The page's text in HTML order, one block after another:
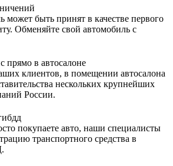
может быть принят в качестве первого
Обменяйте свой автомобиль с
прямо в автосалоне
клиентов, в помещении автосалона
нескольких крупнейших
России.
покупаете авто, наши специалисты
транспортного средства в